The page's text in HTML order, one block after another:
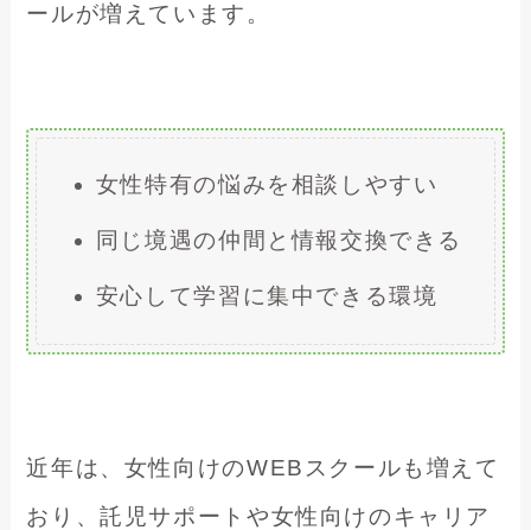
ールが増えています。
女性特有の悩みを相談しやすい
同じ境遇の仲間と情報交換できる
安心して学習に集中できる環境
近年は、女性向けのWEBスクールも増えて
おり、託児サポートや女性向けのキャリア